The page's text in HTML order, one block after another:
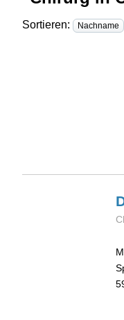
Sortieren: Nachname